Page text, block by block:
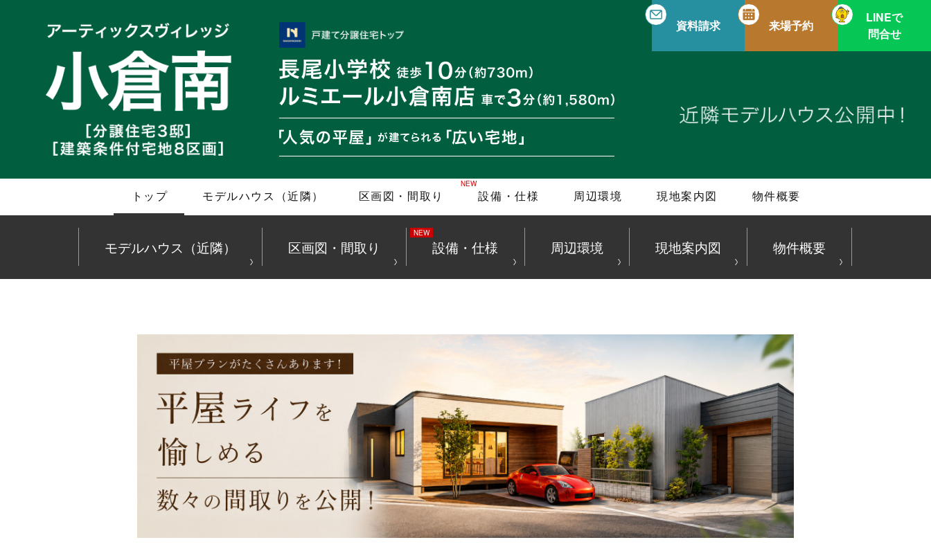
資料請求 来場予約
LINEで
問合せ
トップ モデルハウス（近隣） 区画図・間取り 設備・仕様 周辺環境 現地案内図 物件概要
我が街は思い切り楽しい方がいいだろう。
のびのびと自由に暮らせる家、環境、
手を伸ばせば届く自然体験も、
澄んだ星座も、美味い空気も、
こんなに街の近くに広がっていたなんて。
モデルハウス（近隣） 区画図・間取り 設備・仕様 周辺環境 現地案内図 物件概要